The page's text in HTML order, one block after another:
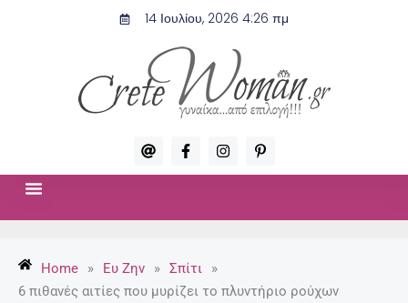
14 Ιουλίου, 2026 4:26 πμ
A
t
F
a
c
f
I
n
s
P
i
n
p
Home » Ευ Ζην » Σπίτι
»
6 πιθανές αιτίες που μυρίζει το πλυντήριο ρούχων